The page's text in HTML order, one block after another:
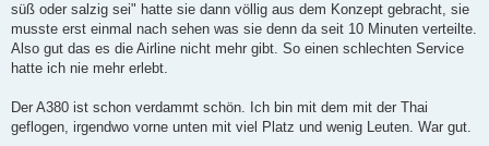
süß oder salzig sei" hatte sie dann völlig aus dem Konzept gebracht, sie
musste erst einmal nach sehen was sie denn da seit 10 Minuten verteilte.
Also gut das es die Airline nicht mehr gibt. So einen schlechten Service
hatte ich nie mehr erlebt.
Der A380 ist schon verdammt schön. Ich bin mit dem mit der Thai
geflogen, irgendwo vorne unten mit viel Platz und wenig Leuten. War gut.